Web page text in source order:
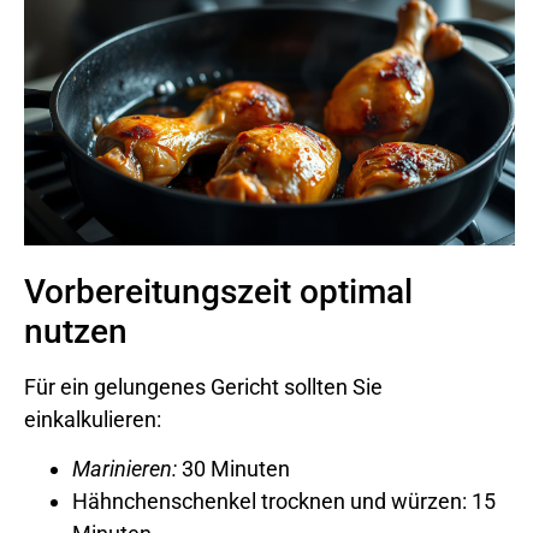
Vorbereitungszeit optimal
nutzen
Für ein gelungenes Gericht sollten Sie
einkalkulieren:
Marinieren:30 Minuten
Hähnchenschenkel trocknen und würzen: 15